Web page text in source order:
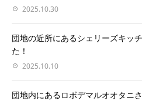
2025.10.30
団地の近所にあるシェリーズキッ
た！
2025.10.10
団地内にあるロボデマルオオタニ